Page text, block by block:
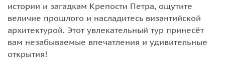
истории и загадкам Крепости Петра, ощутите
величие прошлого и насладитесь византийской
архитектурой. Этот увлекательный тур принесёт
вам незабываемые впечатления и удивительные
открытия!